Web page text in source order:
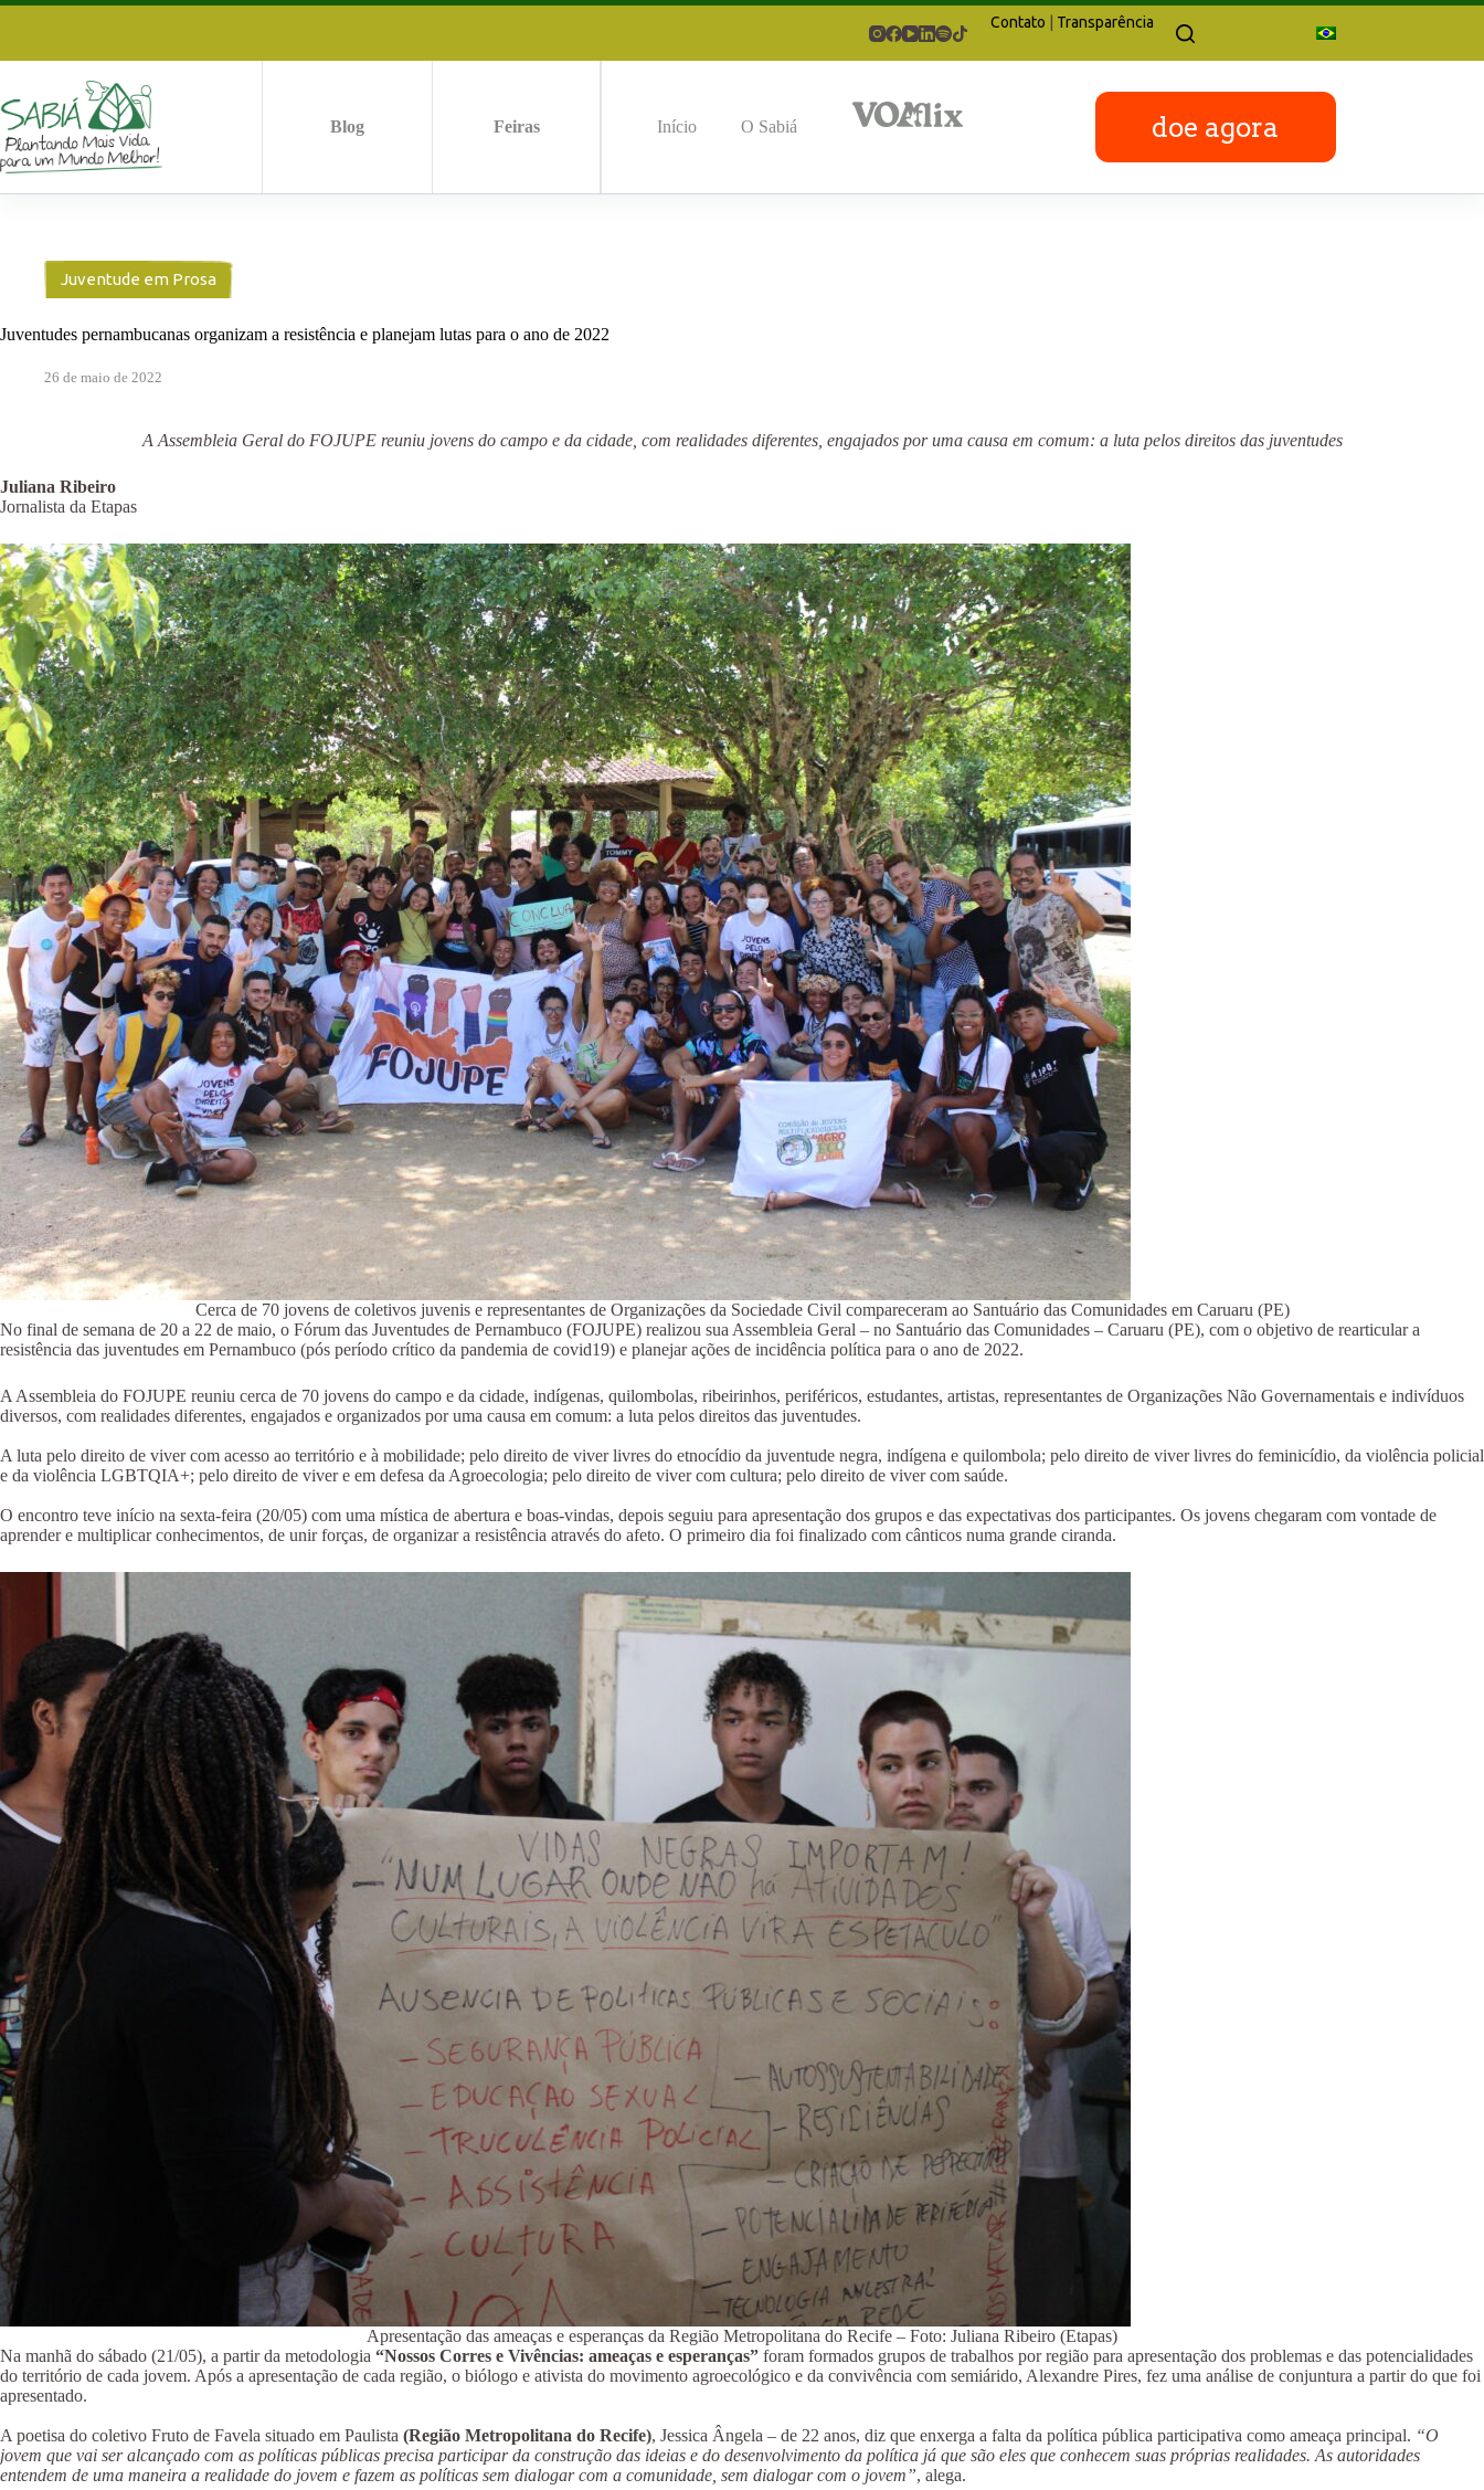
Pular
Contato | Transparência
Blog Feiras Início O Sabiá doe agora
Juventude em Prosa
Juventudes pernambucanas organizam a resistência e planejam lutas para o ano de 2022
26 de maio de 2022
A Assembleia Geral do FOJUPE reuniu jovens do campo e da cidade, com realidades diferentes, engajados por uma causa em comum: a luta pelos direitos das juventudes
Juliana Ribeiro
Jornalista da Etapas
Cerca de 70 jovens de coletivos juvenis e representantes de Organizações da Sociedade Civil compareceram ao Santuário das Comunidades em Caruaru (PE)
No final de semana de 20 a 22 de maio, o Fórum das Juventudes de Pernambuco (FOJUPE) realizou sua Assembleia Geral – no Santuário das Comunidades – Caruaru (PE), com o objetivo de rearticular a
resistência das juventudes em Pernambuco (pós período crítico da pandemia de covid19) e planejar ações de incidência política para o ano de 2022.
A Assembleia do FOJUPE reuniu cerca de 70 jovens do campo e da cidade, indígenas, quilombolas, ribeirinhos, periféricos, estudantes, artistas, representantes de Organizações Não Governamentais e indivíduos
diversos, com realidades diferentes, engajados e organizados por uma causa em comum: a luta pelos direitos das juventudes.
A luta pelo direito de viver com acesso ao território e à mobilidade; pelo direito de viver livres do etnocídio da juventude negra, indígena e quilombola; pelo direito de viver livres do feminicídio, da violência policial
e da violência LGBTQIA+; pelo direito de viver e em defesa da Agroecologia; pelo direito de viver com cultura; pelo direito de viver com saúde.
O encontro teve início na sexta-feira (20/05) com uma mística de abertura e boas-vindas, depois seguiu para apresentação dos grupos e das expectativas dos participantes. Os jovens chegaram com vontade de
aprender e multiplicar conhecimentos, de unir forças, de organizar a resistência através do afeto. O primeiro dia foi finalizado com cânticos numa grande ciranda.
Apresentação das ameaças e esperanças da Região Metropolitana do Recife – Foto: Juliana Ribeiro (Etapas)
Na manhã do sábado (21/05), a partir da metodologia “Nossos Corres e Vivências: ameaças e esperanças” foram formados grupos de trabalhos por região para apresentação dos problemas e das potencialidades
do território de cada jovem. Após a apresentação de cada região, o biólogo e ativista do movimento agroecológico e da convivência com semiárido, Alexandre Pires, fez uma análise de conjuntura a partir do que foi
apresentado.
A poetisa do coletivo Fruto de Favela situado em Paulista (Região Metropolitana do Recife), Jessica Ângela – de 22 anos, diz que enxerga a falta da política pública participativa como ameaça principal. “O
jovem que vai ser alcançado com as políticas públicas precisa participar da construção das ideias e do desenvolvimento da política já que são eles que conhecem suas próprias realidades. As autoridades
entendem de uma maneira a realidade do jovem e fazem as políticas sem dialogar com a comunidade, sem dialogar com o jovem”, alega.